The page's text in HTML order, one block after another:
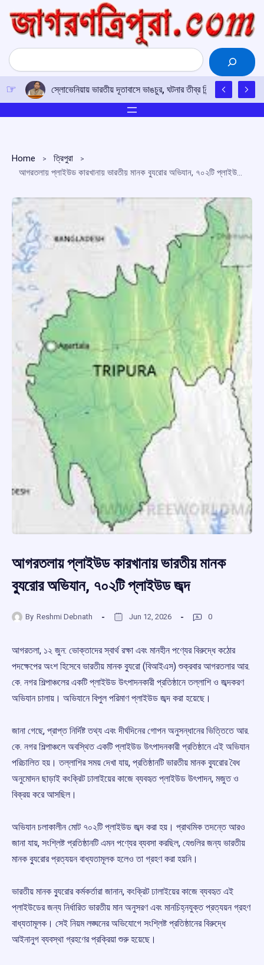
content
Search
স্লোভেনিয়ায় ভারতীয় দূতাবাসে ভাঙচুর, ঘটনার তীব্র নিন্দা নয়াদিল্লির;
Home
ত্রিপুরা
আগরতলায় প্লাইউড কারখানায় ভারতীয় মানক ব্যুরোর অভিযান, ৭০২টি প্লাইউড জব্দ
আগরতলায় প্লাইউড কারখানায় ভারতীয় মানক
ব্যুরোর অভিযান, ৭০২টি প্লাইউড জব্দ
By Reshmi Debnath Jun 12, 2026 0
আগরতলা, ১২ জুন: ভোক্তাদের স্বার্থ রক্ষা এবং মানহীন পণ্যের বিরুদ্ধে কঠোর
পদক্ষেপের অংশ হিসেবে ভারতীয় মানক ব্যুরো (বিআইএস) শুক্রবার আগরতলার আর.
কে. নগর শিল্পাঞ্চলের একটি প্লাইউড উৎপাদনকারী প্রতিষ্ঠানে তল্লাশি ও জব্দকরণ
অভিযান চালায়। অভিযানে বিপুল পরিমাণ প্লাইউড জব্দ করা হয়েছে।
জানা গেছে, প্রাপ্ত নির্দিষ্ট তথ্য এবং দীর্ঘদিনের গোপন অনুসন্ধানের ভিত্তিতে আর.
কে. নগর শিল্পাঞ্চলে অবস্থিত একটি প্লাইউড উৎপাদনকারী প্রতিষ্ঠানে এই অভিযান
পরিচালিত হয়। তল্লাশির সময় দেখা যায়, প্রতিষ্ঠানটি ভারতীয় মানক ব্যুরোর বৈধ
অনুমোদন ছাড়াই কংক্রিট ঢালাইয়ের কাজে ব্যবহৃত প্লাইউড উৎপাদন, মজুত ও
বিক্রয় করে আসছিল।
অভিযান চলাকালীন মোট ৭০২টি প্লাইউড জব্দ করা হয়। প্রাথমিক তদন্তে আরও
জানা যায়, সংশ্লিষ্ট প্রতিষ্ঠানটি এমন পণ্যের ব্যবসা করছিল, যেগুলির জন্য ভারতীয়
মানক ব্যুরোর প্রত্যয়ন বাধ্যতামূলক হলেও তা গ্রহণ করা হয়নি।
ভারতীয় মানক ব্যুরোর কর্মকর্তারা জানান, কংক্রিট ঢালাইয়ের কাজে ব্যবহৃত এই
প্লাইউডের জন্য নির্ধারিত ভারতীয় মান অনুসরণ এবং মানচিহ্নযুক্ত প্রত্যয়ন গ্রহণ
বাধ্যতামূলক। সেই নিয়ম লঙ্ঘনের অভিযোগে সংশ্লিষ্ট প্রতিষ্ঠানের বিরুদ্ধে
আইনানুগ ব্যবস্থা গ্রহণের প্রক্রিয়া শুরু হয়েছে।